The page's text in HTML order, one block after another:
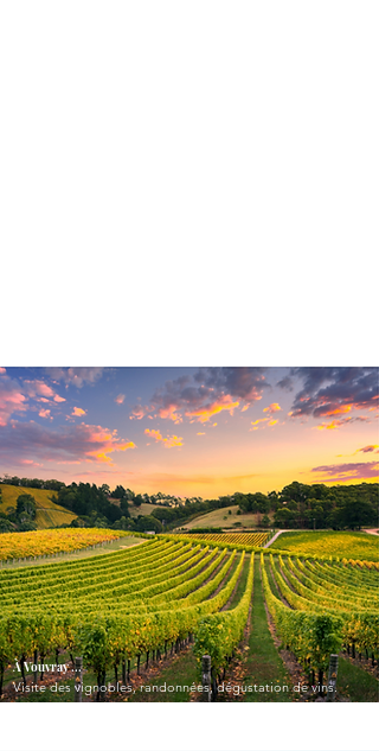
À Vouvray ...
Visite des vignobles, randonnées, dégustation de vins.